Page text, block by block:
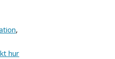
,
hur